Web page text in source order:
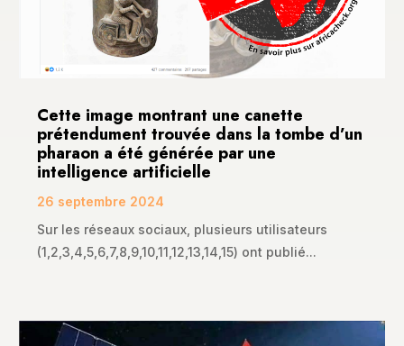
Cette image montrant une canette
prétendument trouvée dans la tombe d’un
pharaon a été générée par une
intelligence artificielle
26 septembre 2024
Sur les réseaux sociaux, plusieurs utilisateurs
(1,2,3,4,5,6,7,8,9,10,11,12,13,14,15) ont publié...